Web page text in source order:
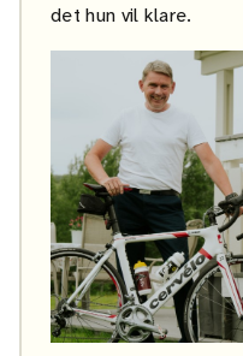
det hun vil klare.